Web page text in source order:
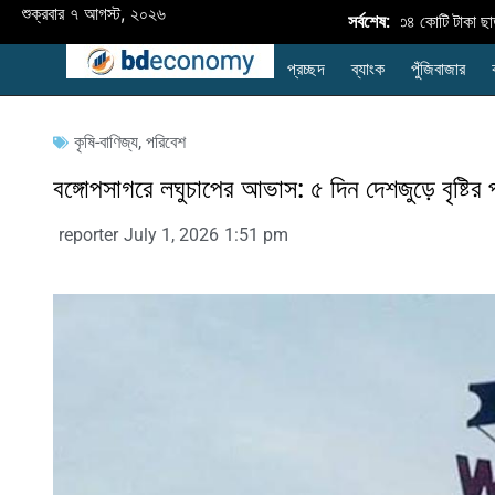
শুক্রবার ৭ আগস্ট, ২০২৬ সর্বশেষ:
অর্থবছর ২৬-এ কৃষি ঋণ বিতরণ ৪২,৮৩৪ কোটি টাকা
প্রচ্ছদ ব্যাংক পুঁজিবাজার
কৃষি-বাণিজ্য, পরিবেশ
বঙ্গোপসাগরে লঘুচাপের আভাস: ৫ দিন দেশজুড়ে বৃষ্টির
reporter July 1, 2026 1:51 pm